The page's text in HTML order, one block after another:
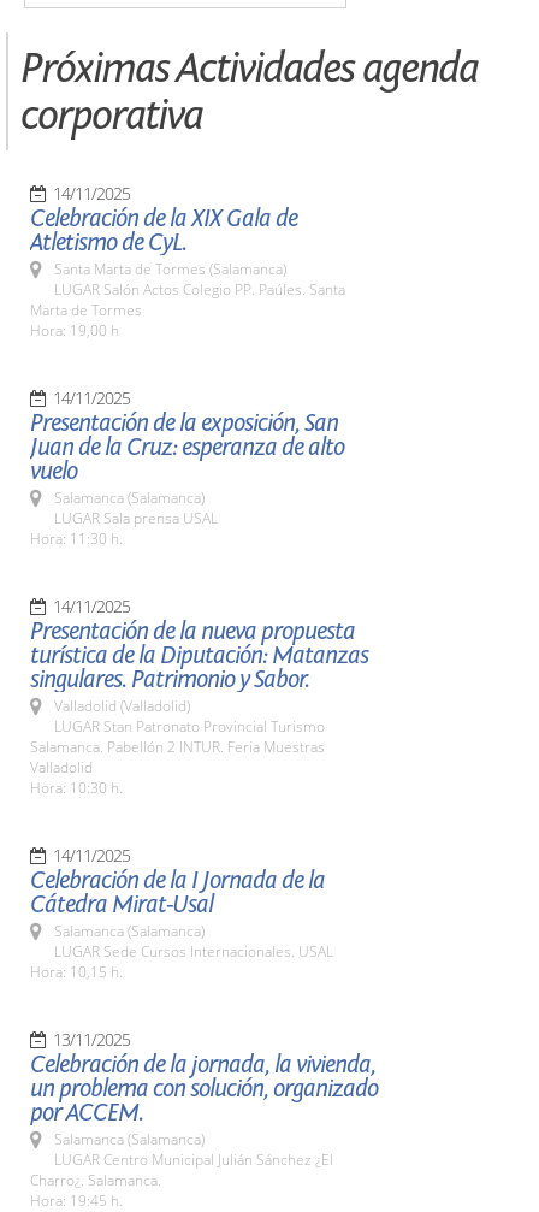
Próximas Actividades agenda
corporativa
14/11/2025
Celebración de la XIX Gala de
Atletismo de CyL.
Santa Marta de Tormes (Salamanca)
LUGAR Salón Actos Colegio PP. Paúles. Santa
Marta de Tormes
Hora: 19,00 h
14/11/2025
Presentación de la exposición, San
Juan de la Cruz: esperanza de alto
vuelo
Salamanca (Salamanca)
LUGAR Sala prensa USAL
Hora: 11:30 h.
14/11/2025
Presentación de la nueva propuesta
turística de la Diputación: Matanzas
singulares. Patrimonio y Sabor.
Valladolid (Valladolid)
LUGAR Stan Patronato Provincial Turismo
Salamanca. Pabellón 2 INTUR. Feria Muestras
Valladolid
Hora: 10:30 h.
14/11/2025
Celebración de la I Jornada de la
Cátedra Mirat-Usal
Salamanca (Salamanca)
LUGAR Sede Cursos Internacionales. USAL
Hora: 10,15 h.
13/11/2025
Celebración de la jornada, la vivienda,
un problema con solución, organizado
por ACCEM.
Salamanca (Salamanca)
LUGAR Centro Municipal Julián Sánchez ¿El
Charro¿. Salamanca.
Hora: 19:45 h.